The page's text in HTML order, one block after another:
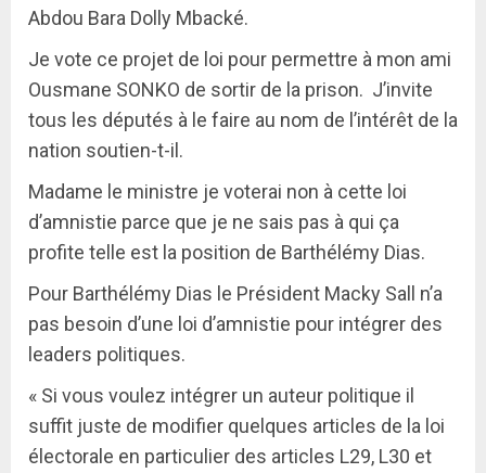
Abdou Bara Dolly Mbacké.
Je vote ce projet de loi pour permettre à mon ami
Ousmane SONKO de sortir de la prison. J’invite
tous les députés à le faire au nom de l’intérêt de la
nation soutien-t-il.
Madame le ministre je voterai non à cette loi
d’amnistie parce que je ne sais pas à qui ça
profite telle est la position de Barthélémy Dias.
Pour Barthélémy Dias le Président Macky Sall n’a
pas besoin d’une loi d’amnistie pour intégrer des
leaders politiques.
« Si vous voulez intégrer un auteur politique il
suffit juste de modifier quelques articles de la loi
électorale en particulier des articles L29, L30 et